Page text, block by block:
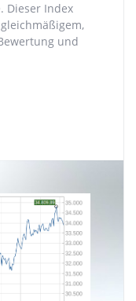
Dieser Index
und